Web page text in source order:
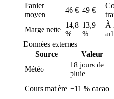
Panier
moyen
46 € 49 €
Marge nette
14,8
%
13,9
%
À
Données externes
Source
Valeur
Météo
18 jours de
pluie
Cours matière +11 % cacao